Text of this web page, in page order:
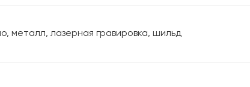
металл, лазерная гравировка, шильд